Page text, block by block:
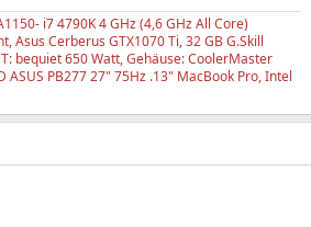
i7 4790K 4 GHz (4,6 GHz All Core)
Asus Cerberus GTX1070 Ti, 32 GB G.Skill
bequiet 650 Watt, Gehäuse: CoolerMaster
ASUS PB277 27" 75Hz .13" MacBook Pro, Intel